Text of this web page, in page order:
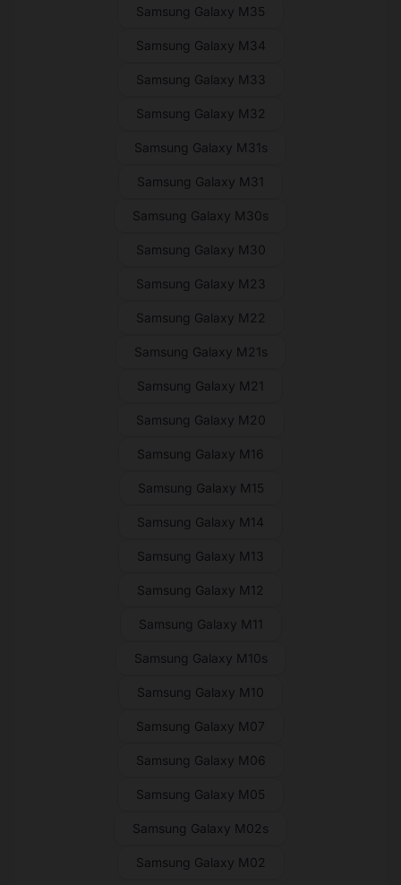
Samsung Galaxy M35
Samsung Galaxy M34
Samsung Galaxy M33
Samsung Galaxy M32
Samsung Galaxy M31s
Samsung Galaxy M31
Samsung Galaxy M30s
Samsung Galaxy M30
Samsung Galaxy M23
Samsung Galaxy M22
Samsung Galaxy M21s
Samsung Galaxy M21
Samsung Galaxy M20
Samsung Galaxy M16
Samsung Galaxy M15
Samsung Galaxy M14
Samsung Galaxy M13
Samsung Galaxy M12
Samsung Galaxy M11
Samsung Galaxy M10s
Samsung Galaxy M10
Samsung Galaxy M07
Samsung Galaxy M06
Samsung Galaxy M05
Samsung Galaxy M02s
Samsung Galaxy M02